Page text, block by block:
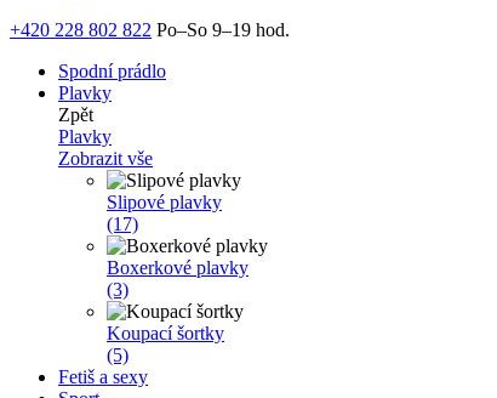
+420 228 802 822 Po–So 9–19 hod.
Spodní prádlo
Plavky
Zpět
Plavky
Zobrazit vše
Slipové plavky
(17)
Boxerkové plavky
(3)
Koupací šortky
(5)
Fetiš a sexy